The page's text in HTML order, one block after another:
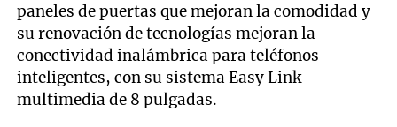
paneles de puertas que mejoran la comodidad y
su renovación de tecnologías mejoran la
conectividad inalámbrica para teléfonos
inteligentes, con su sistema Easy Link
multimedia de 8 pulgadas.